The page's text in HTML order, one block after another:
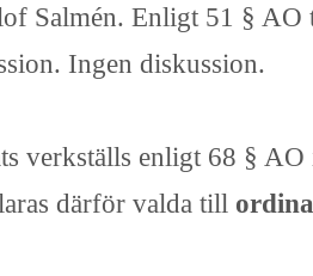
Salmén. Enligt 51 §
Ingen diskussion.
verkställs enligt 68 §
därför valda till